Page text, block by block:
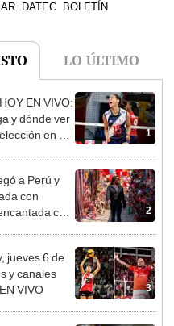
DATEC BOLETÍN
LO ÚLTIMO
1
EN VIVO:
y dónde ver
en el
2
a Perú y
con
con
3
jueves 6 de
y canales
VIVO